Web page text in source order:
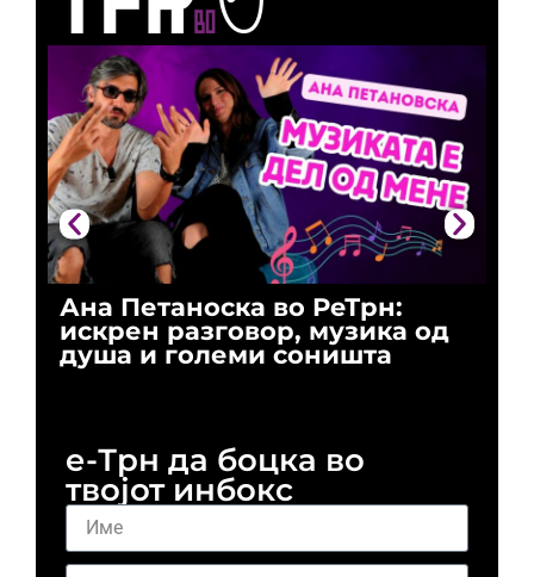
Ана Петаноска во РеТрн:
искрен разговор, музика од
душа и големи соништа
е-Трн да боцка во
твојот инбокс